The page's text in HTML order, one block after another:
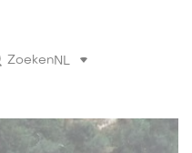
ZoekenNL